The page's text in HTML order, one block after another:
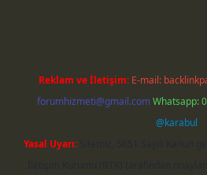
Reklam ve İletişim: E-mail:
forumhizmeti@gmail.comWhatsapp:
@karabul
Yasal Uyarı: